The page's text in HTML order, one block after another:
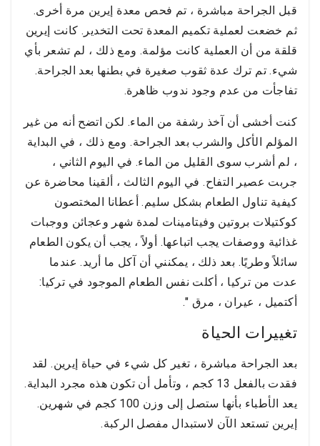
قبل الجراحة مباشرة ، تم فحص معدة إيرين مرة أخرى.
ثم خضعت لعملية تكميم المعدة تحت التخدير. كانت إيرين
قلقة من أن العملية كانت مؤلمة. ومع ذلك ، لم تشعر بأي
شيء. تم ترك عدة ثقوب صغيرة في بطنها بعد الجراحة.
تفاجأت من عدم وجود ندوب ظاهرة.
كنت أخشى أن آخذ رشفة من الماء. لكن اتضح أنه من غير
المؤلم الأكل والشرب بعد الجراحة. ومع ذلك ، في البداية
، لم أشرب سوى القليل من الماء. في اليوم الثاني ،
جربت عصير التفاح. في اليوم الثالث ، ألقينا محاضرة عن
كيفية تناول الطعام بشكل سليم. أعطانا المختصون
كوكتيلات بروتين وفيتامينات لمدة شهر وعجائن ووجبات
غذائية ووصفات يجب اتباعها. أولاً ، يجب أن يكون الطعام
سائلاً وطريًا. بعد ذلك ، يمكنني أن آكل ما أريد. عندما
عدت من تركيا ، أكلت نفس الطعام الموجود في تركيا:
أكتميل ، عيران ، مرق ".
تغييرات الحياة
بعد الجراحة مباشرة ، تغير كل شيء في حياة إيرين. لقد
فقدت بالفعل 13 كجم ، وتأمل أن تكون هذه مجرد البداية.
يعد الأطباء بأنها ستصل إلى وزن 100 كجم في شهرين.
إيرين تستعد الآن لاستبدال مفصل الركبة.